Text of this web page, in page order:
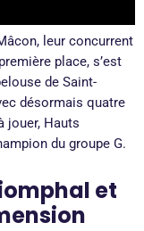
leur concurrent
place, s’est
de Saint-
désormais quatre
jouer, Hauts
du groupe G.
et